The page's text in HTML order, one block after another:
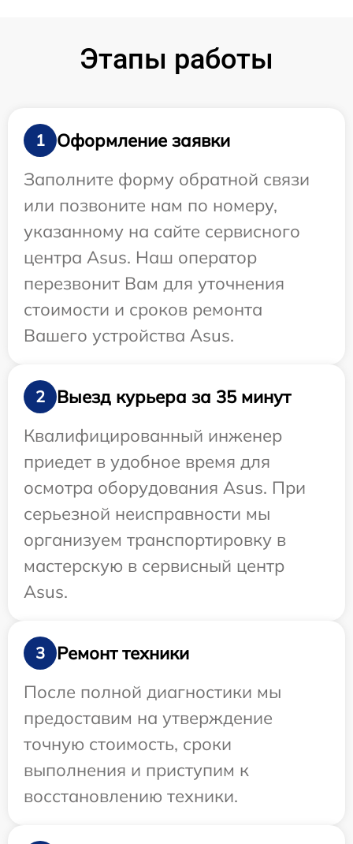
Этапы работы
1
Оформление заявки
Заполните форму обратной связи
или позвоните нам по номеру,
указанному на сайте сервисного
центра Asus. Наш оператор
перезвонит Вам для уточнения
стоимости и сроков ремонта
Вашего устройства Asus.
2
Выезд курьера за 35 минут
Квалифицированный инженер
приедет в удобное время для
осмотра оборудования Asus. При
серьезной неисправности мы
организуем транспортировку в
мастерскую в сервисный центр
Asus.
3
Ремонт техники
После полной диагностики мы
предоставим на утверждение
точную стоимость, сроки
выполнения и приступим к
восстановлению техники.